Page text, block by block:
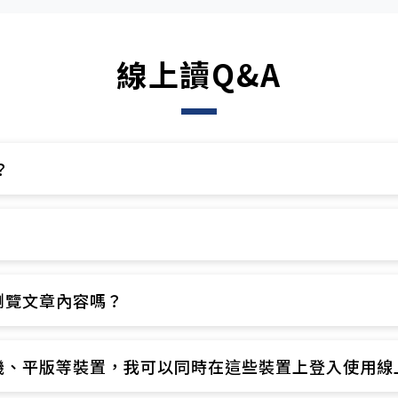
線上讀Q&A
文章內容嗎？​
平版等裝置，我可以同時在這些裝置上登入使用